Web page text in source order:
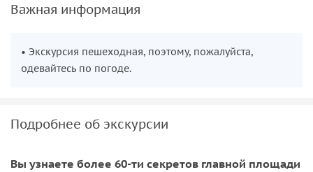
Важная информация
• Экскурсия пешеходная, поэтому, пожалуйста,
одевайтесь по погоде.
Подробнее об экскурсии
Вы узнаете более 60-ти секретов главной площади